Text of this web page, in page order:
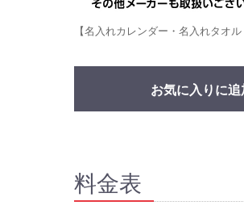
【名入れカレンダー・名入れタオ
お気に入りに追
料金表